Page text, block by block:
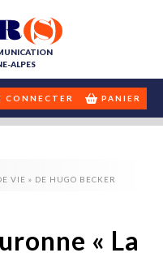
ALPES
CONNECTER PANIER
VIE » DE HUGO BECKER
« La